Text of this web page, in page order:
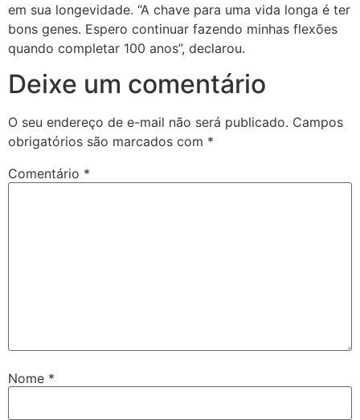
em sua longevidade. “A chave para uma vida longa é ter
bons genes. Espero continuar fazendo minhas flexões
quando completar 100 anos”, declarou.
Deixe um comentário
O seu endereço de e-mail não será publicado. Campos
obrigatórios são marcados com *
Comentário *
Nome *